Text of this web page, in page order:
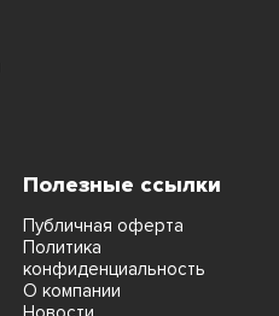
Полезные ссылки
Публичная оферта
Политика
конфиденциальность
О компании